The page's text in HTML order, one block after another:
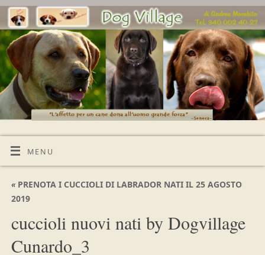
MENU
«PRENOTA I CUCCIOLI DI LABRADOR NATI IL 25 AGOSTO
2019
cuccioli nuovi nati by Dogvillage
Cunardo_3